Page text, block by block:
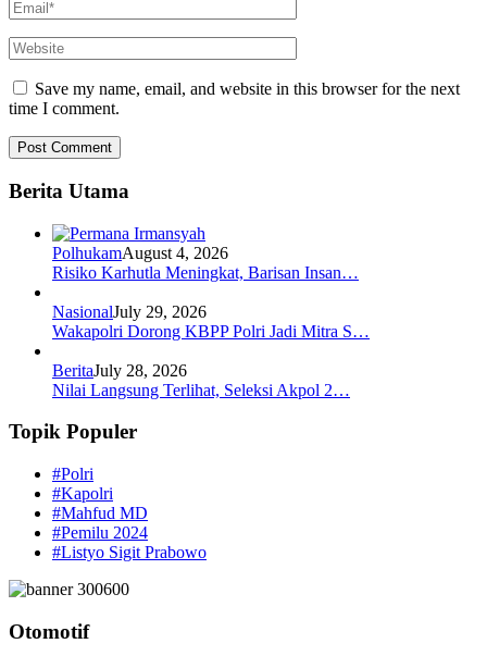
Save my name, email, and website in this browser for the next
time I comment.
Berita Utama
PolhukamAugust 4, 2026
Risiko Karhutla Meningkat, Barisan Insan…
NasionalJuly 29, 2026
Wakapolri Dorong KBPP Polri Jadi Mitra S…
BeritaJuly 28, 2026
Nilai Langsung Terlihat, Seleksi Akpol 2…
Topik Populer
#Polri
#Kapolri
#Mahfud MD
#Pemilu 2024
#Listyo Sigit Prabowo
Otomotif